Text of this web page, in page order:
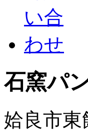
石窯パ
姶良市東